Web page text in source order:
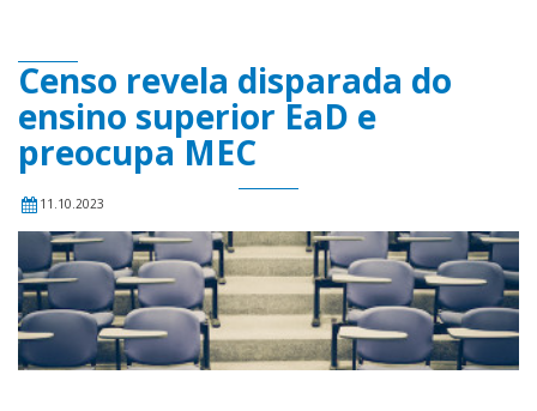
Censo revela disparada do
ensino superior EaD e
preocupa MEC
11.10.2023